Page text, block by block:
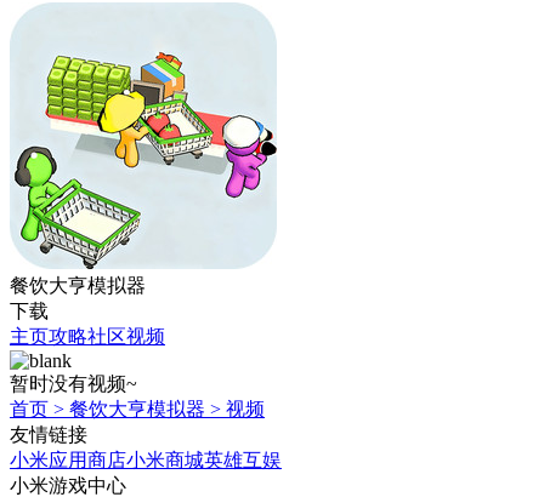
餐饮大亨模拟器
下载
主页攻略社区视频
暂时没有视频~
首页 > 餐饮大亨模拟器 > 视频
友情链接
小米应用商店小米商城英雄互娱
小米游戏中心